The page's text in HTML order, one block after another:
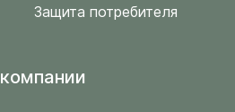
Защита потребителя